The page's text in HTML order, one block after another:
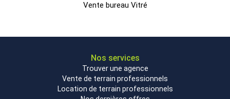
Vente bureau Vitré
Nos services
Trouver une agence
Vente de terrain professionnels
Location de terrain professionnels